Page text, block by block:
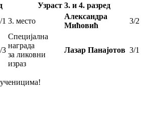
Узраст 3. и 4. разред
1 3. место
Александра
Мићовић
3/2
3
Специјална
награда
за ликовни
израз
Лазар Панајотов 3/1